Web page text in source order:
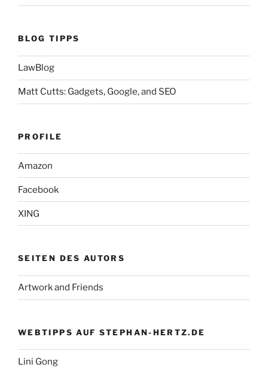
BLOG TIPPS
LawBlog
Matt Cutts: Gadgets, Google, and SEO
PROFILE
Amazon
Facebook
XING
SEITEN DES AUTORS
Artwork and Friends
WEBTIPPS AUF STEPHAN-HERTZ.DE
Lini Gong